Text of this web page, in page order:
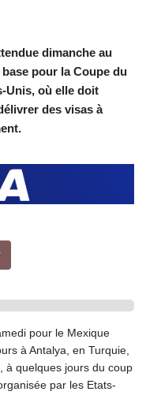
CUP 30.637594
CVE 110.26363
CZK 24.258158
DOP 67.289164
GHS 13.526832
GIP 0.8566
GMD 84.980421
GNF
dimanche au
pour la Coupe du
Unis, où elle doit
des visas à
pour le Mexique
à Antalya, en Turquie,
à quelques jours du coup
par les Etats-